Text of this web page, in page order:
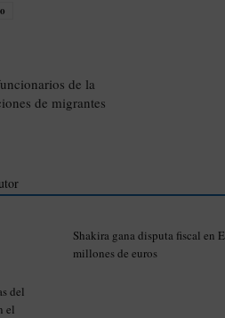
de la
de migrantes
del
el
Shakira gana disputa fiscal en
millones de euros